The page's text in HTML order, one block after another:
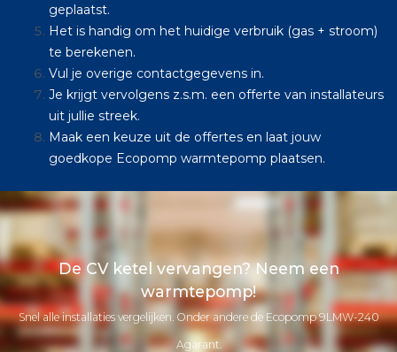
geplaatst.
Het is handig om het huidige verbruik (gas + stroom)
te berekenen.
Vul je overige contactgegevens in.
Je krijgt vervolgens z.s.m. een offerte van installateurs
uit jullie streek.
Maak een keuze uit de offertes en laat jouw
goedkope Ecopomp warmtepomp plaatsen.
De CV ketel vervangen? Neem een
warmtepomp!
Snel alle installaties vergelijken. Onder andere de Ecopomp 9LMW-240
Agarant.